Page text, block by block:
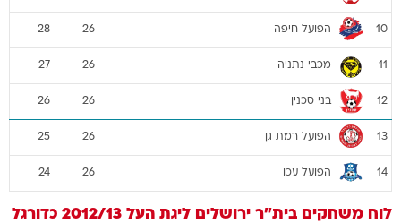
10 הפועל חיפה 26
28
11 מכבי נתניה 26
27
12 בני סכנין 26
26
13 הפועל רמת גן 26
25
14 הפועל עכו 26
24
לוח משחקים בית"ר ירושלים ליגת העל 2012/13 כדורגל